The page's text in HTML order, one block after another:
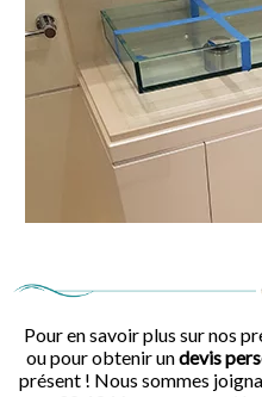
Pour en savoir plus sur nos
ou pour obtenir undevis
présent ! Nous sommes